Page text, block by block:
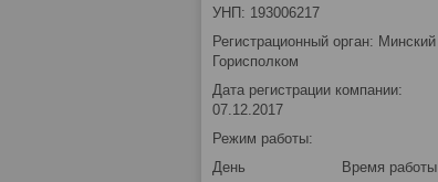
УНП: 193006217
Регистрационный орган: Минский
Горисполком
Дата регистрации компании:
07.12.2017
Режим работы:
День
Время работы